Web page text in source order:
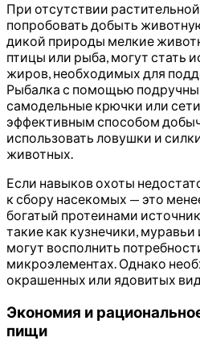
При отсутствии
попробовать добыть
дикой природы мелкие
птицы или рыба, могут стать
жиров, необходимых для
Рыбалка с помощью
самодельные крючки или
эффективным способом
использовать ловушки и
животных.
Если навыков охоты
к сбору насекомых — это
богатый протеинами
такие как кузнечики,
могут восполнить
микроэлементах. Однако
окрашенных или ядовитых
Экономия и
пищи